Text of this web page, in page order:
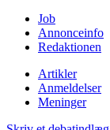
Job
Annonceinfo
Redaktionen
Artikler
Anmeldelser
Meninger